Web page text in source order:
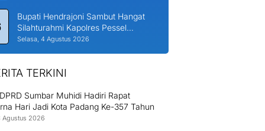
Bupati Hendrajoni Sambut Hangat
Silahturahmi Kapolres Pessel
Bersama PJU
Selasa, 4 Agustus 2026
TERKINI
Sumbar Muhidi Hadiri Rapat
Hari Jadi Kota Padang Ke-357 Tahun
Agustus 2026